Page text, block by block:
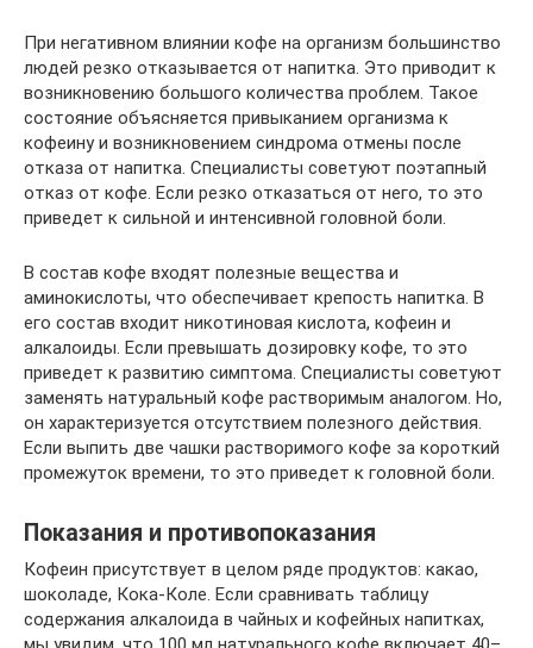
При негативном влиянии кофе на организм большинство
людей резко отказывается от напитка. Это приводит к
возникновению большого количества проблем. Такое
состояние объясняется привыканием организма к
кофеину и возникновением синдрома отмены после
отказа от напитка. Специалисты советуют поэтапный
отказ от кофе. Если резко отказаться от него, то это
приведет к сильной и интенсивной головной боли.
В состав кофе входят полезные вещества и
аминокислоты, что обеспечивает крепость напитка. В
его состав входит никотиновая кислота, кофеин и
алкалоиды. Если превышать дозировку кофе, то это
приведет к развитию симптома. Специалисты советуют
заменять натуральный кофе растворимым аналогом. Но,
он характеризуется отсутствием полезного действия.
Если выпить две чашки растворимого кофе за короткий
промежуток времени, то это приведет к головной боли.
Показания и противопоказания
Кофеин присутствует в целом ряде продуктов: какао,
шоколаде, Кока-Коле. Если сравнивать таблицу
содержания алкалоида в чайных и кофейных напитках,